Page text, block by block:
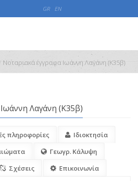
GR EN
Νοταριακά έγγραφα Ιωάννη Λαγάνη (Κ35β)
Λαγάνη (Κ35β)
πληροφορίες
Ιδιοκτησία
Γεωγρ. Κάλυψη
Σχέσεις Επικοινωνία